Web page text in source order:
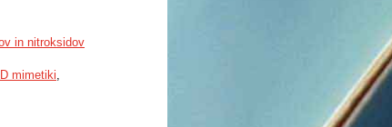
in nitroksidov
mimetiki,